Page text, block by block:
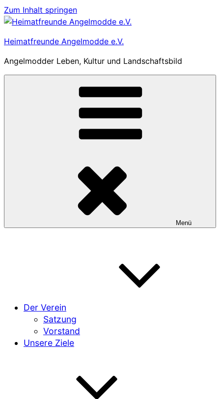
Zum Inhalt springen
Heimatfreunde Angelmodde e.V.
Angelmodder Leben, Kultur und Landschaftsbild
Menü
Der Verein
Satzung
Vorstand
Unsere Ziele